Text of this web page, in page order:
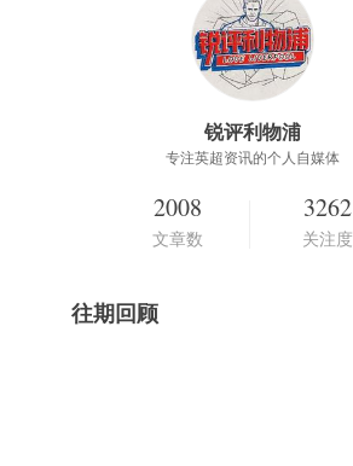
锐评利物浦
专注英超资讯的个人自媒体
2008
文章数
3262
关注度
往期回顾